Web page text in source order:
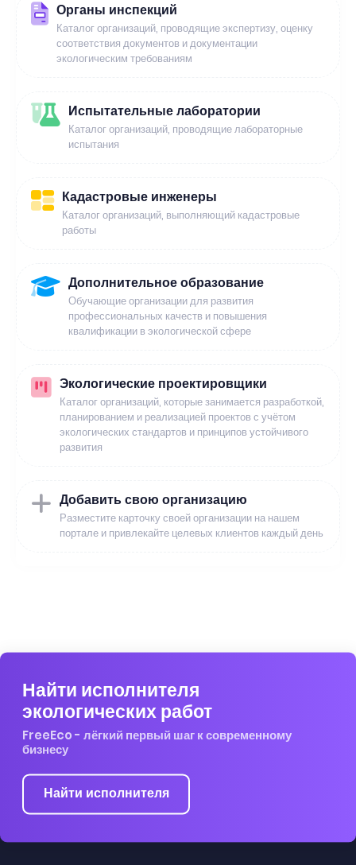
Органы инспекций
Каталог организаций, проводящие экспертизу, оценку
соответствия документов и документации
экологическим требованиям
Испытательные лаборатории
Каталог организаций, проводящие лабораторные
испытания
Кадастровые инженеры
Каталог организаций, выполняющий кадастровые
работы
Дополнительное образование
Обучающие организации для развития
профессиональных качеств и повышения
квалификации в экологической сфере
Экологические проектировщики
Каталог организаций, которые занимается разработкой,
планированием и реализацией проектов с учётом
экологических стандартов и принципов устойчивого
развития
Добавить свою организацию
Разместите карточку своей организации на нашем
портале и привлекайте целевых клиентов каждый день
Найти исполнителя
экологических работ
FreeEco - лёгкий первый шаг к современному
бизнесу
Найти исполнителя